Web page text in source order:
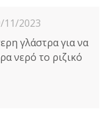
11/2023
γλάστρα για να
νερό το ριζικό